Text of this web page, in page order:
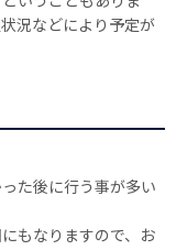
況などにより予定が
た後に行う事が多い
もなりますので、お